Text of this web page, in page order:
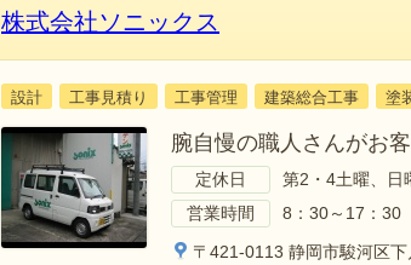
株式会社ソニックス
設計 工事見積り 工事管理 建築総合工事 塗
腕自慢の職人さんがお
定休日
第2・4土曜、日
営業時間
8：30～17：30
〒421-0113 静岡市駿河区